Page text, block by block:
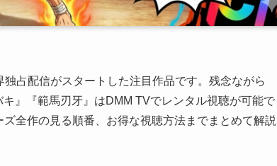
占配信がスタートした注目作品です。残念ながら
』『範馬刃牙』はDMM TVでレンタル視聴が可能で
全作の見る順番、お得な視聴方法までまとめて解説